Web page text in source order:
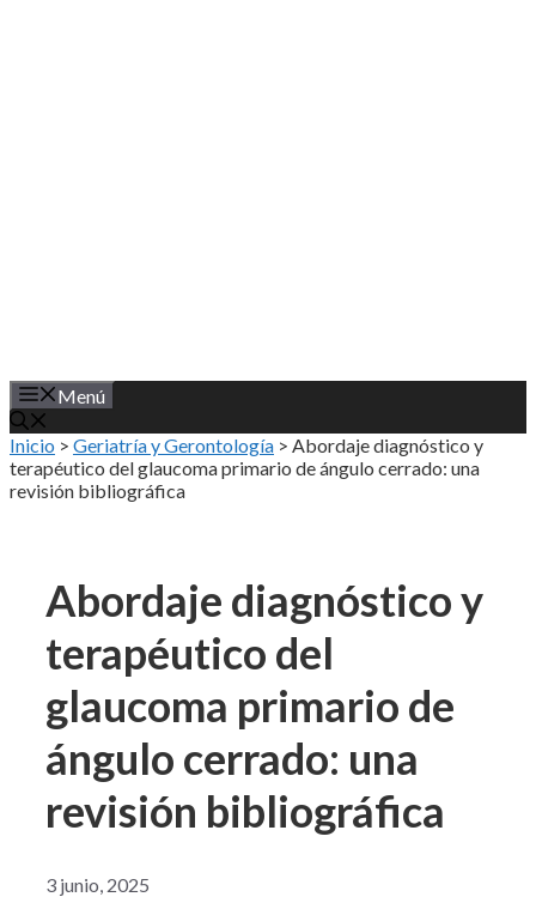
Menú
Inicio > Geriatría y Gerontología > Abordaje diagnóstico y
terapéutico del glaucoma primario de ángulo cerrado: una
revisión bibliográfica
Abordaje diagnóstico y
terapéutico del
glaucoma primario de
ángulo cerrado: una
revisión bibliográfica
3 junio, 2025